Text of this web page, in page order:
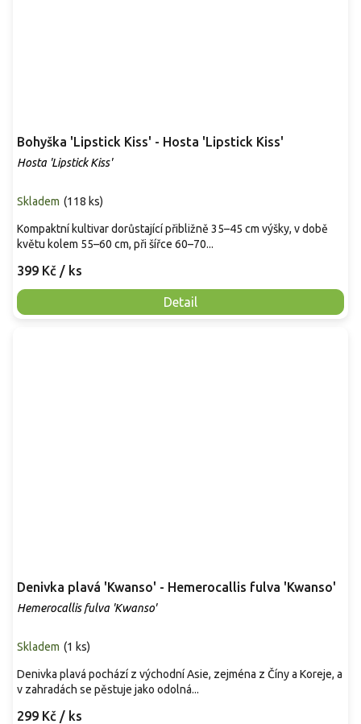
Bohyška 'Lipstick Kiss' - Hosta 'Lipstick Kiss'
Hosta 'Lipstick Kiss'
Skladem (118 ks)
399 Kč / ks
Detail
Kompaktní kultivar dorůstající přibližně 35–45 cm výšky, v době
květu kolem 55–60 cm, při šířce 60–70...
Denivka plavá 'Kwanso' - Hemerocallis fulva 'Kwanso'
Hemerocallis fulva 'Kwanso'
Skladem (1 ks)
299 Kč / ks
Denivka plavá pochází z východní Asie, zejména z Číny a Koreje, a
v zahradách se pěstuje jako odolná...